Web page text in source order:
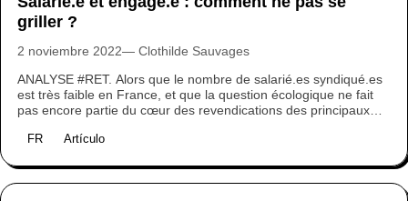
griller ?
2 noviembre 2022 Clothilde Sauvages
ANALYSE #RET. Alors que le nombre de salarié.es syndiqué.es
est très faible en France, et que la question écologique ne fait
pas encore partie du cœur des revendications des principaux
? Et à quel prix ? Témoignages.
FR Artículo